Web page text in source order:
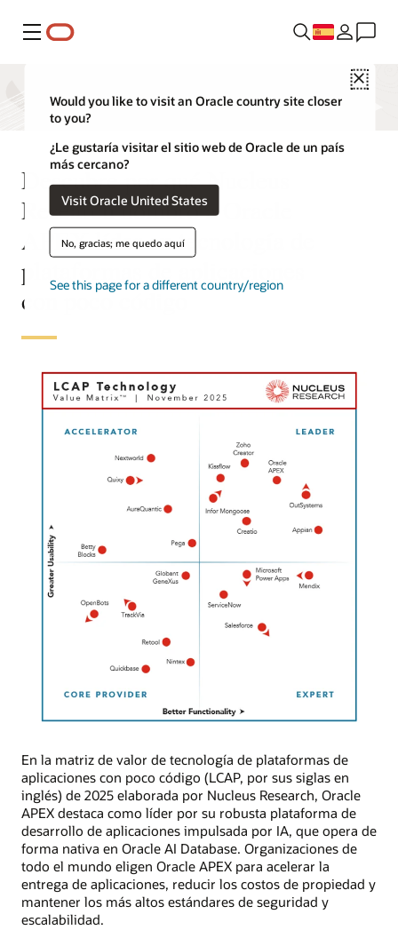
Menú
Close
Would you like to visit an Oracle country site closer
to you?
¿Le gustaría visitar el sitio web de Oracle de un país
más cercano?
Visit Oracle United States
No, gracias; me quedo aquí
See this page for a different country/region
Descubre por qué Nucleus
Research nombró a Oracle
APEX líder en tecnología de
plataformas de aplicaciones
con poco código
En la matriz de valor de tecnología de plataformas de
aplicaciones con poco código (LCAP, por sus siglas en
inglés) de 2025 elaborada por Nucleus Research, Oracle
APEX destaca como líder por su robusta plataforma de
desarrollo de aplicaciones impulsada por IA, que opera de
forma nativa en Oracle AI Database. Organizaciones de
todo el mundo eligen Oracle APEX para acelerar la
entrega de aplicaciones, reducir los costos de propiedad y
mantener los más altos estándares de seguridad y
escalabilidad.